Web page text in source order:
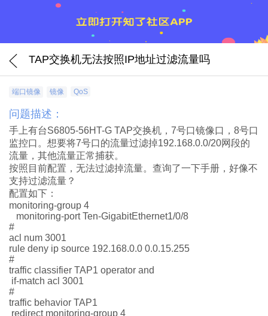
TAP交换机无法按照IP地址过滤流量吗
端口镜像 镜像 QoS
问题描述：
手上有台S6805-56HT-G TAP交换机，7号口镜像口，8号口
监控口。想要将7号口的流量过滤掉192.168.0.0/20网段的
流量，其他流量正常捕获。
按照目前配置，无法过滤掉流量。查询了一下手册，好像不
支持过滤流量？
配置如下：
monitoring-group 4
monitoring-port Ten-GigabitEthernet1/0/8
#
acl num 3001
rule deny ip source 192.168.0.0 0.0.15.255
#
traffic classifier TAP1 operator and
if-match acl 3001
#
traffic behavior TAP1
redirect monitoring-group 4